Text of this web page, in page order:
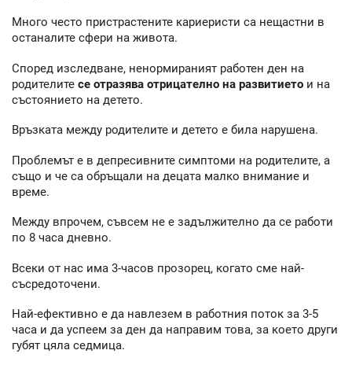
Много често пристрастените кариеристи са нещастни в
останалите сфери на живота.
Според изследване, ненормираният работен ден на
родителите се отразява отрицателно на развитието и на
състоянието на детето.
Връзката между родителите и детето е била нарушена.
Проблемът е в депресивните симптоми на родителите, а
също и че са обръщали на децата малко внимание и
време.
Между впрочем, съвсем не е задължително да се работи
по 8 часа дневно.
Всеки от нас има 3-часов прозорец, когато сме най-
съсредоточени.
Най-ефективно е да навлезем в работния поток за 3-5
часа и да успеем за ден да направим това, за което други
губят цяла седмица.